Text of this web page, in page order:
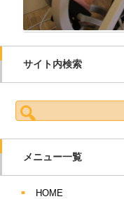
サイト内検索
検索:
メニュー一覧
HOME